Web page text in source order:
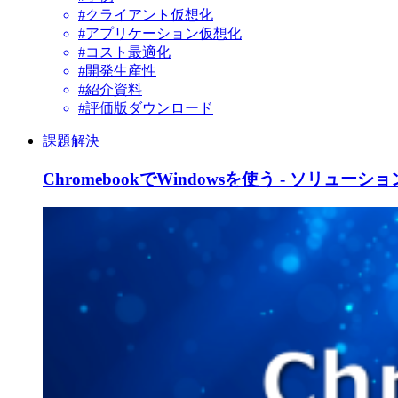
#クライアント仮想化
#アプリケーション仮想化
#コスト最適化
#開発生産性
#紹介資料
#評価版ダウンロード
課題解決
ChromebookでWindowsを使う - ソリューショ